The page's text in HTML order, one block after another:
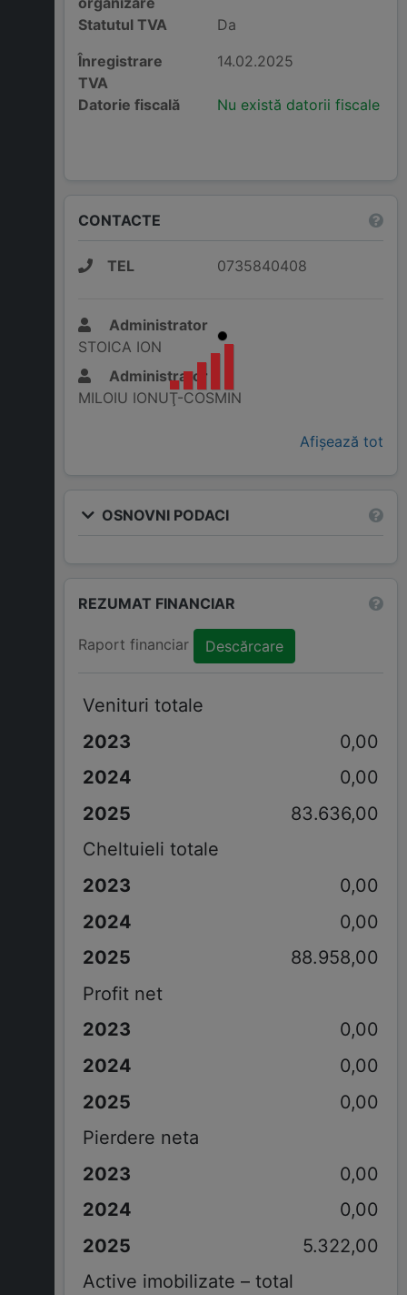
Statutul TVA
Da
Înregistrare
TVA
14.02.2025
Datorie fiscală Nu există datorii fiscale
CONTACTE
TEL 0735840408
Administrator
STOICA ION
Administrator
MILOIU IONUŢ-COSMIN
Afișează tot
OSNOVNI PODACI
REZUMAT FINANCIAR
Raport financiar Descărcare
Venituri totale
0,00
0,00
83.636,00
Cheltuieli totale
0,00
0,00
88.958,00
Profit net
0,00
0,00
0,00
Pierdere neta
0,00
0,00
5.322,00
Active imobilizate – total